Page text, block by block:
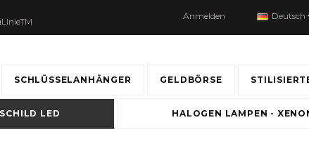
Anmelden Deutsch
SCHLÜSSELANHÄNGER GELDBÖRSE
LED HALOGEN LAMPEN -